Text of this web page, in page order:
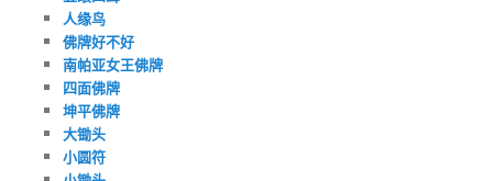
人缘鸟
佛牌好不好
南帕亚女王佛牌
四面佛牌
坤平佛牌
大锄头
小圆符